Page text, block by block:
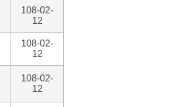
108-02-
12
108-02-
12
108-02-
12